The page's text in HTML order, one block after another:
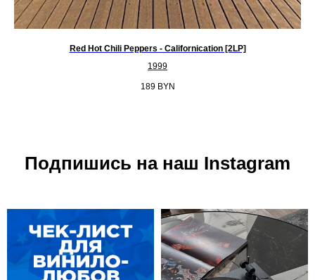
Red Hot Chili Peppers - Californication [2LP]
1999
189 BYN
Подпишись на наш Instagram